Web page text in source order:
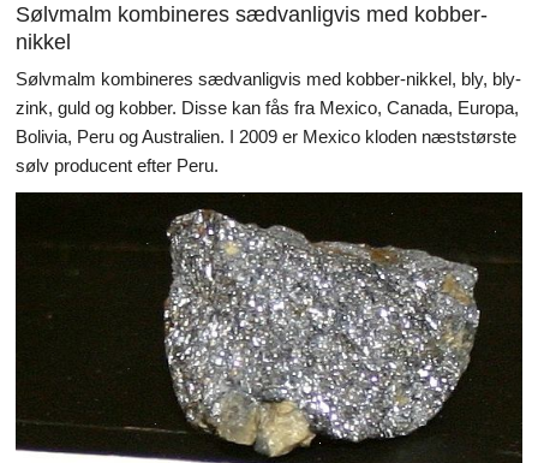
Sølvmalm kombineres sædvanligvis med kobber-
nikkel
Sølvmalm kombineres sædvanligvis med kobber-nikkel, bly, bly-
zink, guld og kobber. Disse kan fås fra Mexico, Canada, Europa,
Bolivia, Peru og Australien. I 2009 er Mexico kloden næststørste
sølv producent efter Peru.